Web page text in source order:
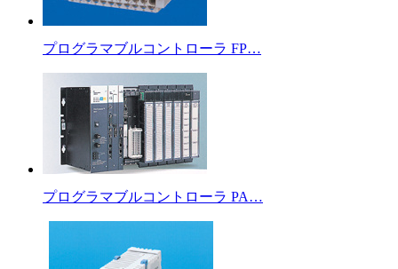
プログラマブルコントローラ FP…
プログラマブルコントローラ PA…